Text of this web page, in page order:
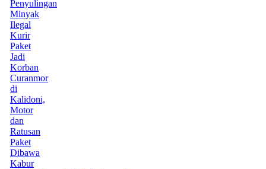
Penyulingan
Minyak
Ilegal
Kurir
Paket
Jadi
Korban
Curanmor
di
Kalidoni,
Motor
dan
Ratusan
Paket
Dibawa
Kabur